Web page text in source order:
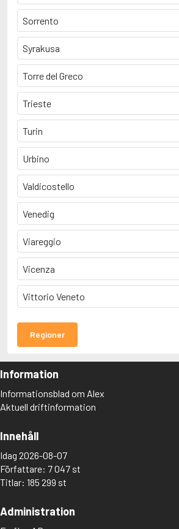
Sorrento
Syrakusa
Torre del Greco
Trieste
Turin
Urbino
Valdicostello
Venedig
Viareggio
Vicenza
Vittorio Veneto
Regioner
Information
Informationsblad om Alex
Aktuell driftinformation
Innehåll
Idag 2026-08-07
Författare: 7 047 st
Titlar: 185 299 st
Administration